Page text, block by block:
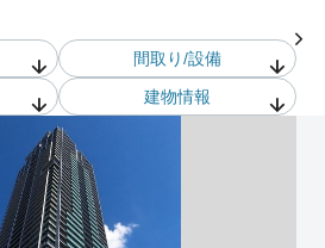
間取り/設備
建物情報